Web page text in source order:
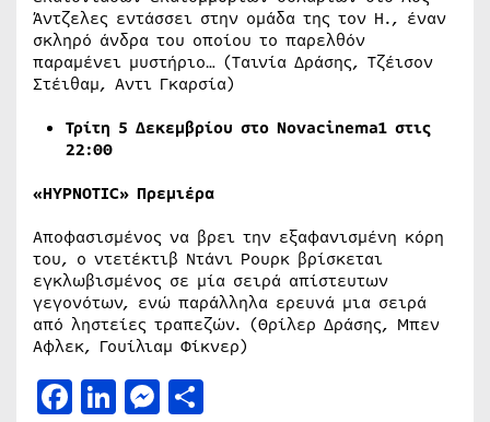
Άντζελες εντάσσει στην ομάδα της τον Η., έναν
σκληρό άνδρα του οποίου το παρελθόν
παραμένει μυστήριο… (Ταινία Δράσης, Τζέισον
Στέιθαμ, Αντι Γκαρσία)
Τρίτη 5 Δεκεμβρίου στο Novacinema1 στις
22:00
«HYPNOTIC» Πρεμιέρα
Αποφασισμένος να βρει την εξαφανισμένη κόρη
του, ο ντετέκτιβ Ντάνι Ρουρκ βρίσκεται
εγκλωβισμένος σε μία σειρά απίστευτων
γεγονότων, ενώ παράλληλα ερευνά μια σειρά
από ληστείες τραπεζών. (Θρίλερ Δράσης, Μπεν
Αφλεκ, Γουίλιαμ Φίκνερ)
Facebook
LinkedIn
Messenger